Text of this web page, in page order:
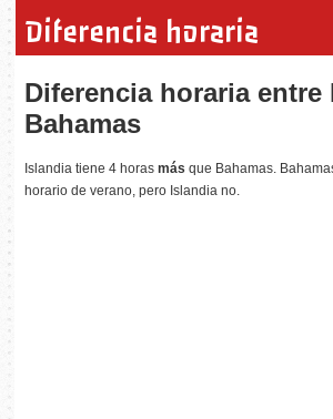
Diferencia horaria
Diferencia horaria entre
Bahamas
Islandia tiene 4 horasmás que Bahamas.
horario de verano, pero Islandia no.